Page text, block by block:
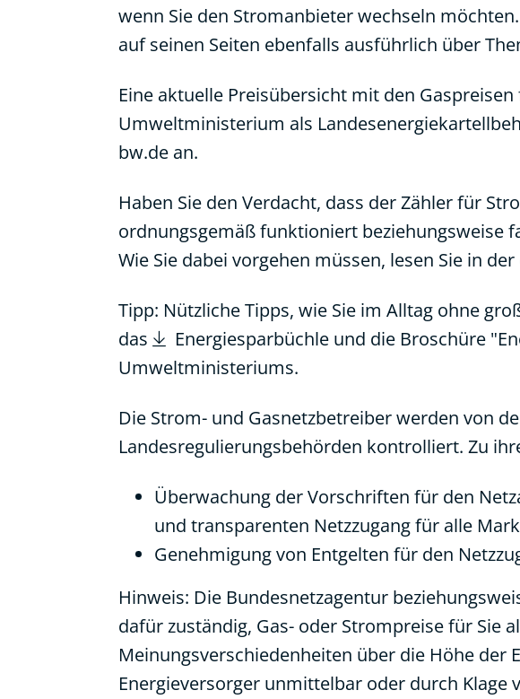
wenn Sie den Stromanbieter wechseln
auf seinen Seiten ebenfalls ausführlich über
Eine aktuelle Preisübersicht mit den
Umweltministerium als
bw.de an.
Haben Sie den Verdacht, dass der Zähler für
ordnungsgemäß funktioniert beziehungsweise
Wie Sie dabei vorgehen müssen, lesen Sie in
Tipp: Nützliche Tipps, wie Sie im Alltag ohne
das
Energiesparbüchle und die Broschüre
Umweltministeriums.
Die Strom- und Gasnetzbetreiber werden von
Landesregulierungsbehörden kontrolliert. Zu
Überwachung der Vorschriften für den
und transparenten Netzzugang für alle
Genehmigung von Entgelten für den
Hinweis: Die Bundesnetzagentur
dafür zuständig, Gas- oder Strompreise für Sie
Meinungsverschiedenheiten über die Höhe der
Energieversorger unmittelbar oder durch Klage